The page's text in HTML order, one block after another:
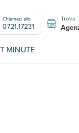
Chiamaci allo
0721.17231
Trova
MINUTE